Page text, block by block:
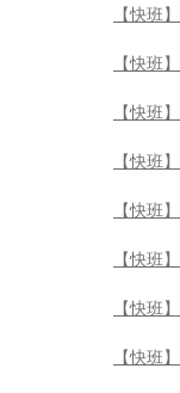
【快班
【快班
【快班
【快班
【快班
【快班
【快班
【快班